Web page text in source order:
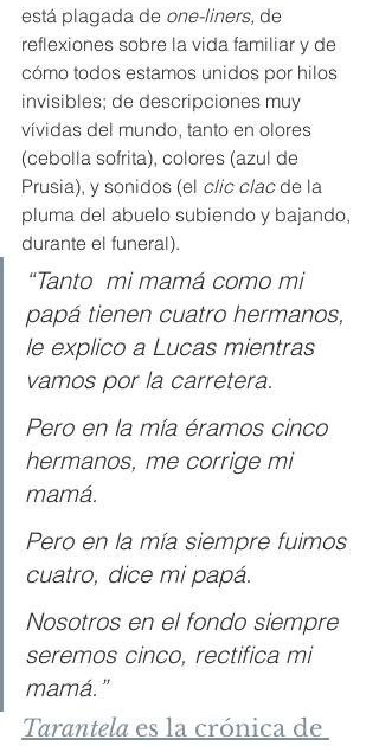
está plagada de one-liners, de
reflexiones sobre la vida familiar y de
cómo todos estamos unidos por hilos
invisibles; de descripciones muy
vívidas del mundo, tanto en olores
(cebolla sofrita), colores (azul de
Prusia), y sonidos (el clic clac de la
pluma del abuelo subiendo y bajando,
durante el funeral).
“Tanto  mi mamá como mi
papá tienen cuatro hermanos,
le explico a Lucas mientras
vamos por la carretera.
Pero en la mía éramos cinco
hermanos, me corrige mi
mamá.
Pero en la mía siempre fuimos
cuatro, dice mi papá.
Nosotros en el fondo siempre
seremos cinco, rectifica mi
mamá.”
Tarantela es la crónica de